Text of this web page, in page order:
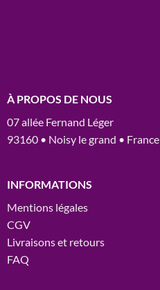
À PROPOS DE NOUS
07 allée Fernand Léger
93160 • Noisy le grand • France
INFORMATIONS
Mentions légales
CGV
Livraisons et retours
FAQ